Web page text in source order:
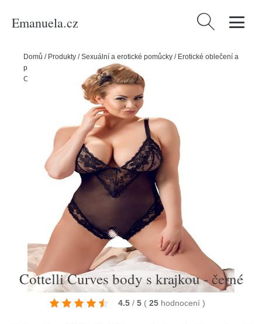
Emanuela.cz Vyhledávání
Domů / Produkty /Sexuální a erotické pomůcky / Erotické oblečení a
prádlo
Dámské erotické prádlo/Dámská erotická body
Curves body s krajkou - černé
Cottelli Curves body s krajkou - černé
4.5 / 5 ( 25 hodnocení )